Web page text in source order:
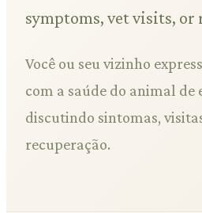
symptoms, vet visits, or
Você ou seu vizinho
com a saúde do animal de
discutindo sintomas,
recuperação.